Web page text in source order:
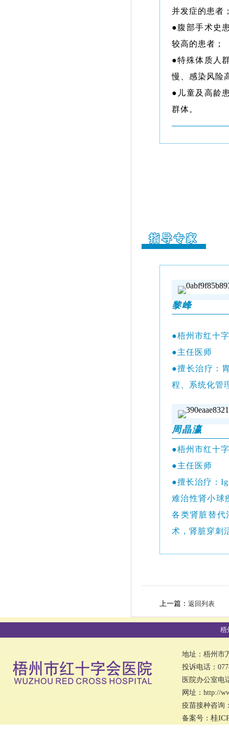
并发症的患者
●腹部手术史
较高的患者；
●特殊体质人
慢、感染风险
●儿童及高龄
群体。
指导专家
黎峰
●梧州市红十
●主任医师
●擅长治疗：
程、系统化管
周晶瀛
●梧州市红十
●主任医师
●擅长治疗：
难治性肾小球
各类肾脏替代
术，肾脏穿刺
上一篇： 返回列表
梧
地址：梧州
投诉电话：
医院办公室电
网址：http://
疫苗接种咨询
备案号： 桂